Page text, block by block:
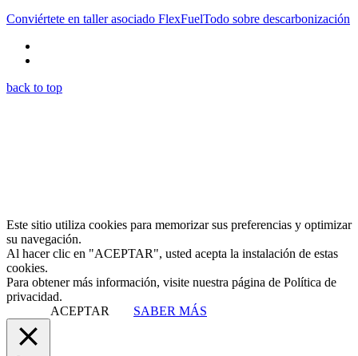
Conviértete en taller asociado FlexFuelTodo sobre descarbonización
back to top
Este sitio utiliza cookies para memorizar sus preferencias y optimizar
su navegación.
Al hacer clic en "ACEPTAR", usted acepta la instalación de estas
cookies.
Para obtener más información, visite nuestra página de Política de
privacidad.
ACEPTAR
SABER MÁS